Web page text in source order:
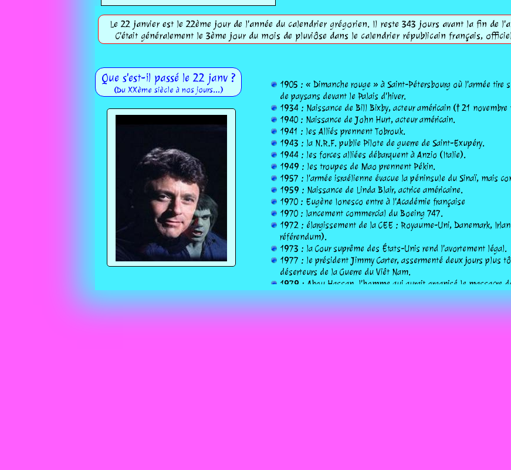
Le 22 janvier est le 22ème jour de l'année du calendrier grégorien. Il reste 343 jours avant la fin de
C'était généralement le 3ème jour du mois de pluviôse dans le calendrier républicain français,
Que s'est-il passé le 22 janv ?
(Du XXème siècle à nos jours...)
1905 : « Dimanche rouge » à Saint-Pétersbourg où l'armée tire
de paysans devant le Palais d'hiver.
1934 : Naissance de Bill Bixby, acteur américain († 21
1940 : Naissance de John Hurt, acteur américain.
1941 : les Alliés prennent Tobrouk.
1943 : la N.R.F. publie Pilote de guerre de Saint-Exupéry.
1944 : les forces alliées débarquent à Anzio (Italie).
1949 : les troupes de Mao prennent Pékin.
1957 : l'armée israélienne évacue la péninsule du Sinaï, mais
1959 : Naissance de Linda Blair, actrice américaine.
1970 : Eugène Ionesco entre à l'Académie française
1970 : lancement commercial du Boeing 747.
1972 : élargissement de la CEE : Royaume-Uni, Danemark,
référendum).
1973 : la Cour suprême des États-Unis rend l'avortement légal.
1977 : le président Jimmy Carter, assermenté deux jours plus
déserteurs de la Guerre du Viêt Nam.
1979 : Abou Hassan, l'homme qui aurait organisé le massacre
à Beyrouth par l'explosion d'une charge télécommandée.
1979 : le film « Holocauste » est montré pour la première fois